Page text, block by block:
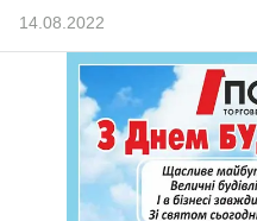
14.08.2022